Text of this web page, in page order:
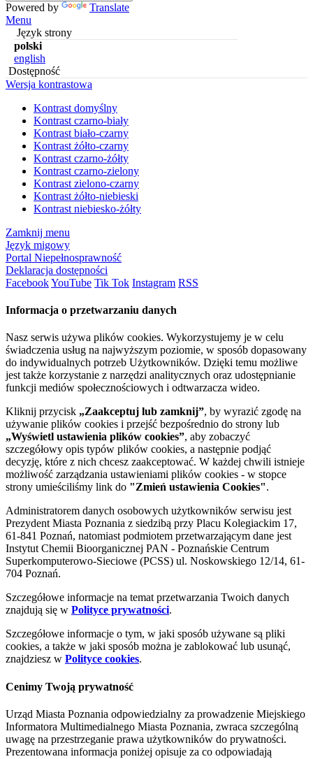
Powered by
Translate
Menu
Język strony
polski
english
Dostępność
Wersja kontrastowa
Kontrast domyślny
Kontrast czarno-biały
Kontrast biało-czarny
Kontrast żółto-czarny
Kontrast czarno-żółty
Kontrast czarno-zielony
Kontrast zielono-czarny
Kontrast żółto-niebieski
Kontrast niebiesko-żółty
Zamknij menu
Język migowy
Portal Niepełnosprawność
Deklaracja dostępności
FacebookYouTube Tik Tok Instagram RSS
Informacja o przetwarzaniu danych
Nasz serwis używa plików cookies. Wykorzystujemy je w celu
świadczenia usług na najwyższym poziomie, w sposób dopasowany
do indywidualnych potrzeb Użytkowników. Dzięki temu możliwe
jest także korzystanie z narzędzi analitycznych oraz udostępnianie
funkcji mediów społecznościowych i odtwarzacza wideo.
Kliknij przycisk „Zaakceptuj lub zamknij”, by wyrazić zgodę na
używanie plików cookies i przejść bezpośrednio do strony lub
„Wyświetl ustawienia plików cookies”, aby zobaczyć
szczegółowy opis typów plików cookies, a następnie podjąć
decyzję, które z nich chcesz zaakceptować. W każdej chwili istnieje
możliwość zarządzania ustawieniami plików cookies - w stopce
strony umieściliśmy link do "Zmień ustawienia Cookies".
Administratorem danych osobowych użytkowników serwisu jest
Prezydent Miasta Poznania z siedzibą przy Placu Kolegiackim 17,
61-841 Poznań, natomiast podmiotem przetwarzającym dane jest
Instytut Chemii Bioorganicznej PAN - Poznańskie Centrum
Superkomputerowo-Sieciowe (PCSS) ul. Noskowskiego 12/14, 61-
704 Poznań.
Szczegółowe informacje na temat przetwarzania Twoich danych
znajdują się w Polityce prywatności.
Szczegółowe informacje o tym, w jaki sposób używane są pliki
cookies, a także w jaki sposób można je zablokować lub usunąć,
znajdziesz w Polityce cookies.
Cenimy Twoją prywatność
Urząd Miasta Poznania odpowiedzialny za prowadzenie Miejskiego
Informatora Multimedialnego Miasta Poznania, zwraca szczególną
uwagę na przestrzeganie prawa użytkowników do prywatności.
Prezentowana informacja poniżej opisuje za co odpowiadają